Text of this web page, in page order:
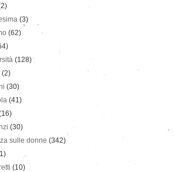
(3)
(62)
(128)
(2)
(30)
(41)
(30)
sulle donne (342)
(10)